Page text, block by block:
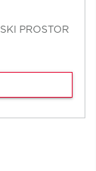
PROSTOR